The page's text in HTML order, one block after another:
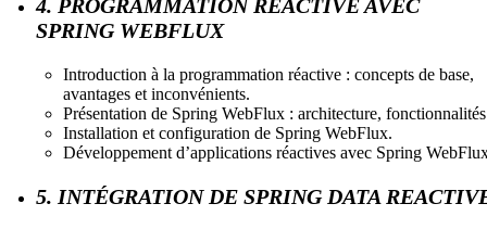
4. PROGRAMMATION RÉACTIVE AVEC
SPRING WEBFLUX
Introduction à la programmation réactive : concepts de base,
avantages et inconvénients.
Présentation de Spring WebFlux : architecture,
Installation et configuration de Spring WebFlux.
Développement d’applications réactives avec Spring
5. INTÉGRATION DE SPRING DATA